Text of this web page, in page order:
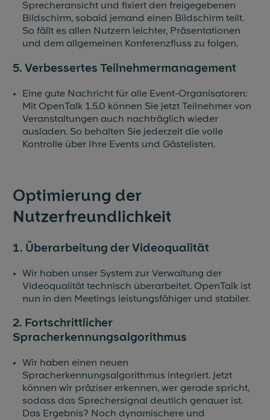
Sprecheransicht und fixiert den freigegebenen
Bildschirm, sobald jemand einen Bildschirm teilt.
So fällt es allen Nutzern leichter, Präsentationen
und dem allgemeinen Konferenzfluss zu folgen.
5. Verbessertes Teilnehmermanagement
Eine gute Nachricht für alle Event-Organisatoren:
Mit OpenTalk 1.5.0 können Sie jetzt Teilnehmer von
Veranstaltungen auch nachträglich wieder
ausladen. So behalten Sie jederzeit die volle
Kontrolle über Ihre Events und Gästelisten.
Optimierung der
Nutzerfreundlichkeit
1. Überarbeitung der Videoqualität
Wir haben unser System zur Verwaltung der
Videoqualität technisch überarbeitet. OpenTalk ist
nun in den Meetings leistungsfähiger und stabiler.
2. Fortschrittlicher
Spracherkennungsalgorithmus
Wir haben einen neuen
Spracherkennungsalgorithmus integriert. Jetzt
können wir präziser erkennen, wer gerade spricht,
sodass das Sprechersignal deutlich genauer ist.
Das Ergebnis? Noch dynamischere und